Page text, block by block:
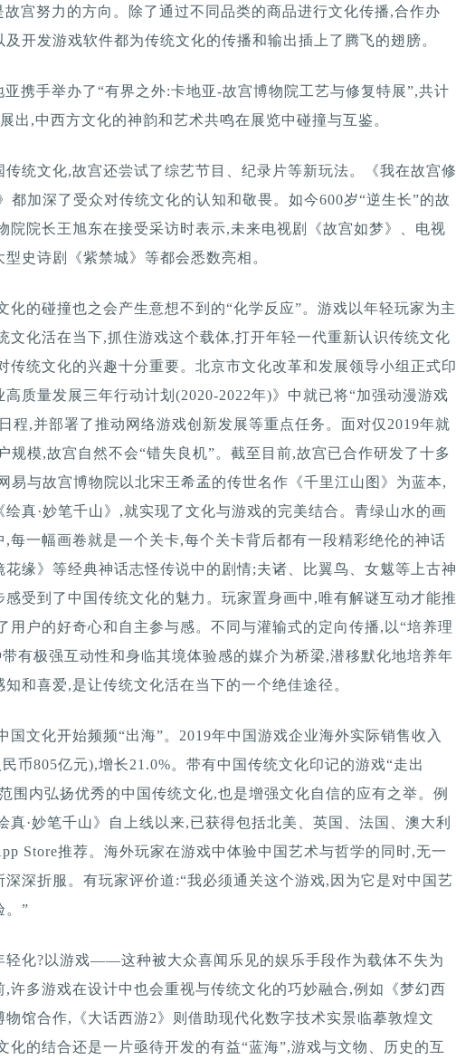
故宫努力的方向。除了通过不同品类的商品进行文化传播,合作办
开发游戏软件都为传统文化的传播和输出插上了腾飞的翅膀。
亚携手举办了“有界之外:卡地亚-故宫博物院工艺与修复特展”,共计
出,中西方文化的神韵和艺术共鸣在展览中碰撞与互鉴。
传统文化,故宫还尝试了综艺节目、纪录片等新玩法。《我在故宫修
都加深了受众对传统文化的认知和敬畏。如今600岁“逆生长”的故
院院长王旭东在接受采访时表示,未来电视剧《故宫如梦》、电视
史诗剧《紫禁城》等都会悉数亮相。
化的碰撞也之会产生意想不到的“化学反应”。游戏以年轻玩家为主
文化活在当下,抓住游戏这个载体,打开年轻一代重新认识传统文化
传统文化的兴趣十分重要。北京市文化改革和发展领导小组正式印
质量发展三年行动计划(2020-2022年)》中就已将“加强动漫游戏
程,并部署了推动网络游戏创新发展等重点任务。面对仅2019年就
规模,故宫自然不会“错失良机”。截至目前,故宫已合作研发了十多
易与故宫博物院以北宋王希孟的传世名作《千里江山图》为蓝本,
真·妙笔千山》,就实现了文化与游戏的完美结合。青绿山水的画
,每一幅画卷就是一个关卡,每个关卡背后都有一段精彩绝伦的神话
缘》等经典神话志怪传说中的剧情;夫诸、比翼鸟、女魃等上古神
受到了中国传统文化的魅力。玩家置身画中,唯有解谜互动才能推
用户的好奇心和自主参与感。不同与灌输式的定向传播,以“培养理
有极强互动性和身临其境体验感的媒介为桥梁,潜移默化地培养年
和喜爱,是让传统文化活在当下的一个绝佳途径。
国文化开始频频“出海”。2019年中国游戏企业海外实际销售收入
币805亿元),增长21.0%。带有中国传统文化印记的游戏“走出
围内弘扬优秀的中国传统文化,也是增强文化自信的应有之举。例
真·妙笔千山》自上线以来,已获得包括北美、英国、法国、澳大利
Store推荐。海外玩家在游戏中体验中国艺术与哲学的同时,无一
深折服。有玩家评价道:“我必须通关这个游戏,因为它是对中国艺
。”
轻化?以游戏——这种被大众喜闻乐见的娱乐手段作为载体不失为
,许多游戏在设计中也会重视与传统文化的巧妙融合,例如《梦幻西
馆合作,《大话西游2》则借助现代化数字技术实景临摹敦煌文
化的结合还是一片亟待开发的有益“蓝海”,游戏与文物、历史的互